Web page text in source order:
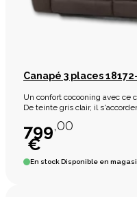
Canapé 3 places
Un confort cocooning avec ce
De teinte gris clair, il
799,00
€
En stockDisponible en